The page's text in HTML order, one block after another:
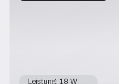
Leistung: 18 W